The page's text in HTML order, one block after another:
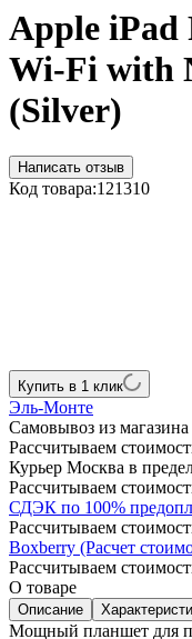
Apple iPad
Wi-Fi with
(Silver)
Написать отзыв
Код товара:121310
Купить в 1 клик
Эль-Монте
Самовывоз из
Рассчитываем
Курьер Москва в
Рассчитываем
СДЭК по 100%
Рассчитываем
Boxberry (Расчет
Рассчитываем
О товаре
Описание
Мощный планшет для